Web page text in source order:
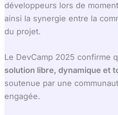
développeurs lors de
ainsi la synergie entre la
du projet.
Le DevCamp 2025 confirme
solution libre, dynamique et
soutenue par une
engagée.